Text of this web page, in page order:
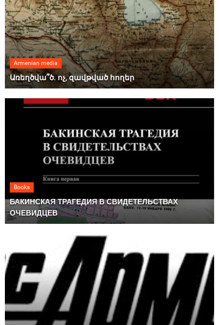
Armenian media
Առեղծվա՞ծ. ոչ, զավթված հողեր
Books
БАКИНСКАЯ ТРАГЕДИЯ В СВИДЕТЕЛЬСТВАХ
ОЧЕВИДЦЕВ